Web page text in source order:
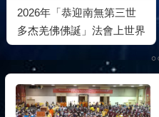
2026年「恭迎南無第三世
多杰羌佛佛誕」法會上世界
佛教總部蓮花釦莫知尊者的
講話